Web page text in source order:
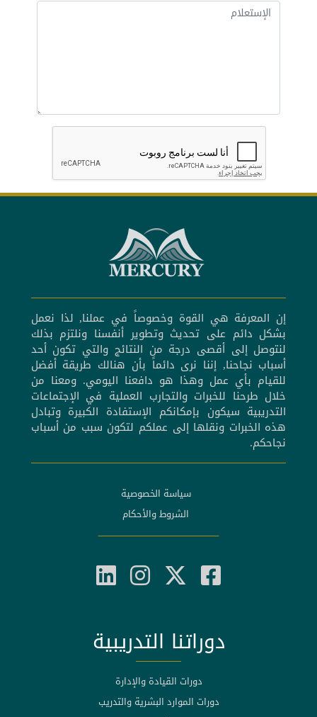
إن المعرفة هي القوة وخصوصاً في عملنا, لذا نعمل
بشكل دائم على تحديث وتطوير أنفسنا ونلتزم بذلك
لنتوصل إلى أقصى درجة من النتائج والتي تكون أحد
أسباب نجاحنا, إننا نرى دائماً بأن هنالك طريقة أفضل
للقيام بأي عمل وهذا هو دافعنا اليومي. ومعنا من
خلال طرحنا للخبرات والتجارب العملية في الإجتماعات
التدريبية سيكون بإمكانكم الإستفادة الكبيرة وتبادل
هذه الخبرات ونقلها إلى عملكم لتكون سبب من أسباب
نجاحكم.
سياسة الخصوصية
الشروط والأحكام
دوراتنا التدريبية
دورات القيادة والإدارة
دورات الموارد البشرية والتدريب